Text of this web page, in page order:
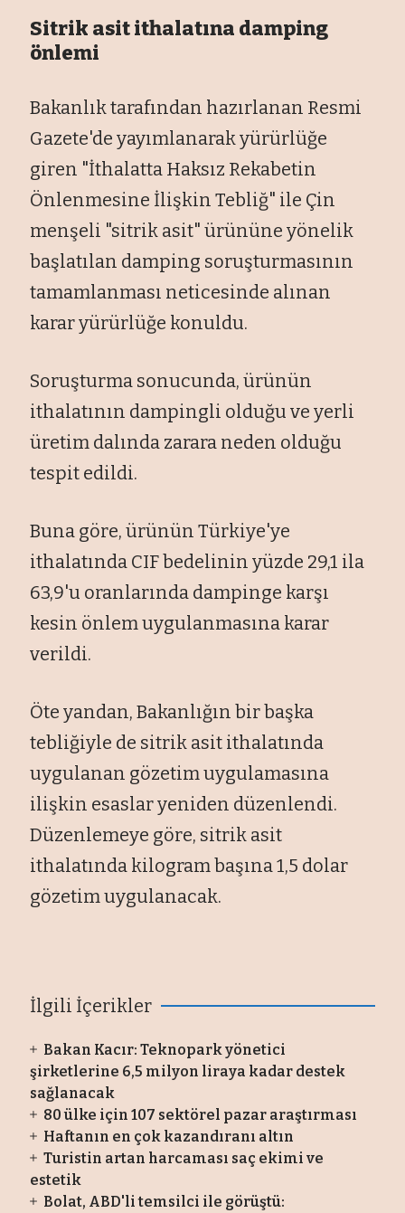
Sitrik asit ithalatına damping
önlemi
Bakanlık tarafından hazırlanan Resmi
Gazete'de yayımlanarak yürürlüğe
giren "İthalatta Haksız Rekabetin
Önlenmesine İlişkin Tebliğ" ile Çin
menşeli "sitrik asit" ürününe yönelik
başlatılan damping soruşturmasının
tamamlanması neticesinde alınan
karar yürürlüğe konuldu.
Soruşturma sonucunda, ürünün
ithalatının dampingli olduğu ve yerli
üretim dalında zarara neden olduğu
tespit edildi.
Buna göre, ürünün Türkiye'ye
ithalatında CIF bedelinin yüzde 29,1 ila
63,9'u oranlarında dampinge karşı
kesin önlem uygulanmasına karar
verildi.
Öte yandan, Bakanlığın bir başka
tebliğiyle de sitrik asit ithalatında
uygulanan gözetim uygulamasına
ilişkin esaslar yeniden düzenlendi.
Düzenlemeye göre, sitrik asit
ithalatında kilogram başına 1,5 dolar
gözetim uygulanacak.
İlgili İçerikler
Bakan Kacır: Teknopark yönetici
şirketlerine 6,5 milyon liraya kadar destek
sağlanacak
80 ülke için 107 sektörel pazar araştırması
Haftanın en çok kazandıranı altın
Turistin artan harcaması saç ekimi ve
estetik
Bolat, ABD'li temsilci ile görüştü: